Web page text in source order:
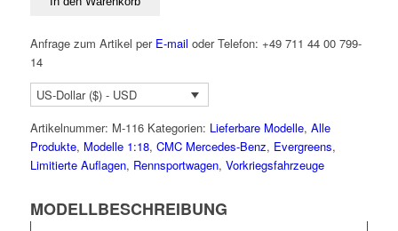
Anfrage zum Artikel per E-mail oder Telefon: +49 711 44 00 799-
14
US-Dollar ($) - USD
Artikelnummer: M-116 Kategorien: Lieferbare Modelle, Alle
Produkte, Modelle 1:18, CMC Mercedes-Benz, Evergreens,
Limitierte Auflagen, Rennsportwagen, Vorkriegsfahrzeuge
MODELLBESCHREIBUNG